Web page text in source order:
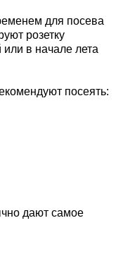
для посева
розетку
в начале лета
посеять:
дают самое